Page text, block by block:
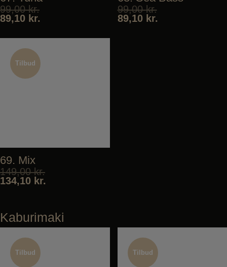
99,00kr.
89,10 kr.
99,00kr.
89,10 kr.
Tilbud
69. Mix
149,00kr.
134,10 kr.
Kaburimaki
Tilbud
Tilbud
Tilbud
Tilbud